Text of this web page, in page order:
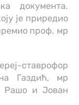
документа.
је приредио
проф. мр
ставрофор
Газдић, мр
Рашо и Јован